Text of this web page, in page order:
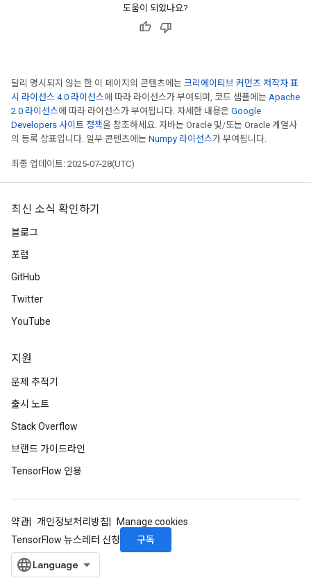
도움이 되었나요?
달리 명시되지 않는 한 이 페이지의 콘텐츠에는 크리에이티브 커먼즈 저작자 표
시 라이선스 4.0 라이선스에 따라 라이선스가 부여되며, 코드 샘플에는 Apache
2.0 라이선스에 따라 라이선스가 부여됩니다. 자세한 내용은 Google
Developers 사이트 정책을 참조하세요. 자바는 Oracle 및/또는 Oracle 계열사
의 등록 상표입니다. 일부 콘텐츠에는 Numpy 라이선스가 부여됩니다.
최종 업데이트: 2025-07-28(UTC)
최신 소식 확인하기
블로그
포럼
GitHub
Twitter
YouTube
지원
문제 추적기
출시 노트
Stack Overflow
브랜드 가이드라인
TensorFlow 인용
약관 개인정보처리방침
Manage cookies
TensorFlow 뉴스레터 신청
구독